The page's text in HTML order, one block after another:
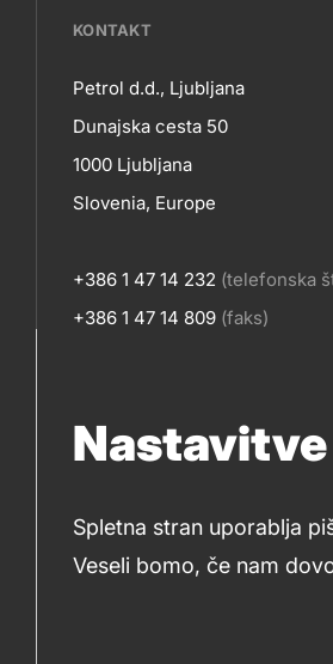
Spletna stran uporablja
Veseli bomo, če nam
???
petrol-
skupno.footer-
title???
KONTAKT
Kontakt
Petrol d.d., Ljubljana
Dunajska cesta 50
1000 Ljubljana
Slovenia, Europe
+386 1 47 14 232 (telefonska
+386 1 47 14 809 (faks)